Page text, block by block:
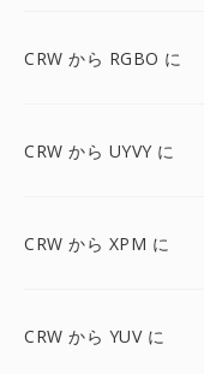
CRW から RGBO に
CRW から UYVY に
CRW から XPM に
CRW から YUV に